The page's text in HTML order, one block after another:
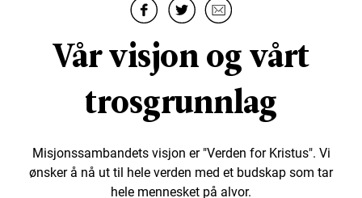
Vår visjon og vårt
trosgrunnlag
Misjonssambandets visjon er "Verden for Kristus". Vi
ønsker å nå ut til hele verden med et budskap som tar
hele mennesket på alvor.